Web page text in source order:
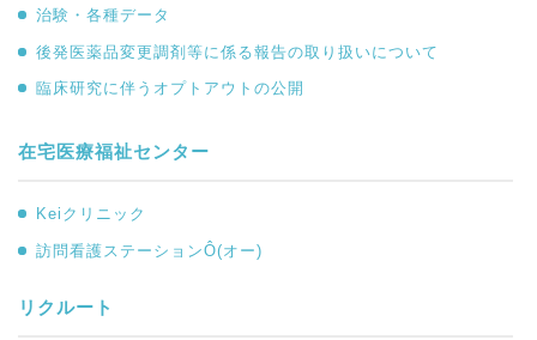
治験・各種データ
後発医薬品変更調剤等に係る報告の取り扱いについて
臨床研究に伴うオプトアウトの公開
在宅医療福祉センター
Keiクリニック
訪問看護ステーションÔ(オー)
リクルート